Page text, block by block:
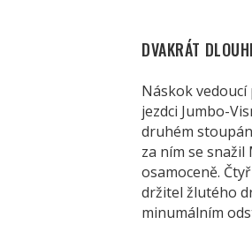
DVAKRÁT
Náskok
jezdci Jumbo-
druhém
za ním se
osamoceně.
držitel žlutého
minumálním